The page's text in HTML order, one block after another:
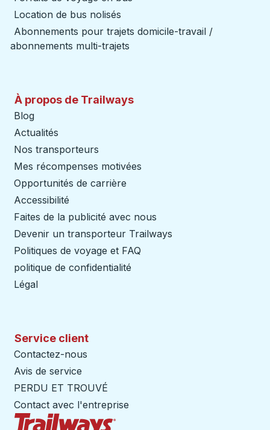
Location de bus nolisés
Abonnements pour trajets domicile-travail /
abonnements multi-trajets
À propos de Trailways
Blog
Actualités
Nos transporteurs
Mes récompenses motivées
Opportunités de carrière
Accessibilité
Faites de la publicité avec nous
Devenir un transporteur Trailways
Politiques de voyage et FAQ
politique de confidentialité
Légal
Service client
Contactez-nous
Avis de service
PERDU ET TROUVÉ
Contact avec l'entreprise